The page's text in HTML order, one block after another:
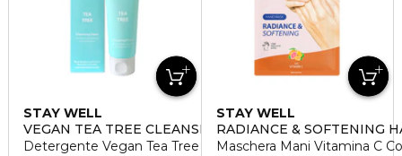
STAY WELL
VEGAN TEA TREE CLEANSER
Detergente Vegan Tea Tree
STAY WELL
RADIANCE & SOFTENING
Maschera Mani Vitamina C